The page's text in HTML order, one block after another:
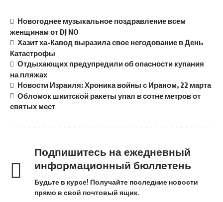
Новогоднее музыкальное поздравление всем
женщинам от DJ NO
Хазит ха-Кавод выразила свое негодование в День
Катастрофы
Отдыхающих предупредили об опасности купания
на пляжах
Новости Израиля: Хроника войны с Ираном, 22 марта
Обломок шиитской ракеты упал в сотне метров от
святых мест
Подпишитесь на ежедневный
информационный бюллетень
Будьте в курсе! Получайте последние новости
прямо в свой почтовый ящик.